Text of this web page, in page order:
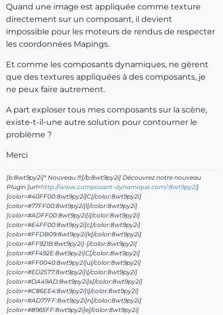
Quand une image est appliquée comme texture
directement sur un composant, il devient
impossible pour les moteurs de rendus de respecter
les coordonnées Mapings.
Et comme les composants dynamiques, ne gèrent
que des textures appliquées à des composants, je
ne peux faire autrement.
A part exploser tous mes composants sur la scène,
existe-t-il-une autre solution pour contourner le
problème ?
Merci
[b:8wt9py2i]* Nouveau !!![/b:8wt9py2i] Découvrez notre nouveau
Plugin [url=http://www.composant-dynamique.com/:8wt9py2i]
[color=#40FF00:8wt9py2i]C[/color:8wt9py2i]
[color=#77FF00:8wt9py2i]l[/color:8wt9py2i]
[color=#ADFF00:8wt9py2i]i[/color:8wt9py2i]
[color=#E4FF00:8wt9py2i]c[/color:8wt9py2i]
[color=#FFDB09:8wt9py2i]k[/color:8wt9py2i]
[color=#FF921B:8wt9py2i]-[/color:8wt9py2i]
[color=#FF492E:8wt9py2i]C[/color:8wt9py2i]
[color=#FF0040:8wt9py2i]u[/color:8wt9py2i]
[color=#ED2577:8wt9py2i]i[/color:8wt9py2i]
[color=#DA49AD:8wt9py2i]s[/color:8wt9py2i]
[color=#C86EE4:8wt9py2i]i[/color:8wt9py2i]
[color=#AD77FF:8wt9py2i]n[/color:8wt9py2i]
[color=#8965FF:8wt9py2i]e[/color:8wt9py2i]